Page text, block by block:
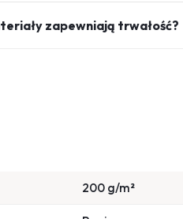
zapewniają trwałość?
200 g/m²